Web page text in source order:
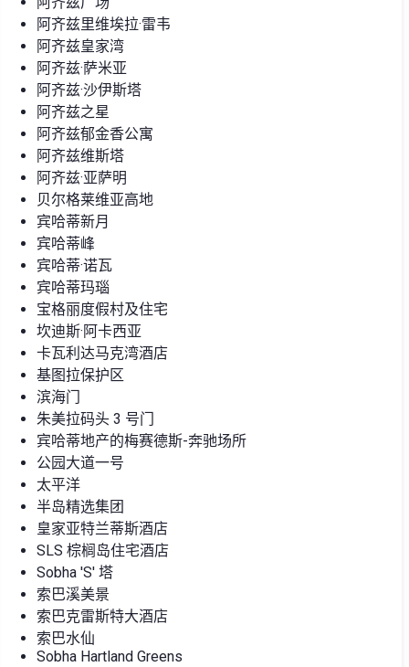
阿齐兹里维埃拉·雷韦
阿齐兹皇家湾
阿齐兹·萨米亚
阿齐兹·沙伊斯塔
阿齐兹之星
阿齐兹郁金香公寓
阿齐兹维斯塔
阿齐兹·亚萨明
贝尔格莱维亚高地
宾哈蒂新月
宾哈蒂峰
宾哈蒂·诺瓦
宾哈蒂玛瑙
宝格丽度假村及住宅
坎迪斯·阿卡西亚
卡瓦利达马克湾酒店
基图拉保护区
滨海门
朱美拉码头 3 号门
宾哈蒂地产的梅赛德斯-奔驰场所
公园大道一号
太平洋
半岛精选集团
皇家亚特兰蒂斯酒店
SLS 棕榈岛住宅酒店
Sobha 'S' 塔
索巴溪美景
索巴克雷斯特大酒店
索巴水仙
Sobha Hartland Greens